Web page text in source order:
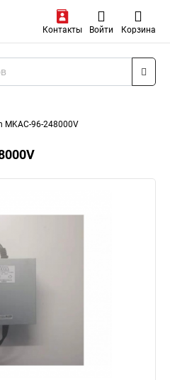
Контакты Войти Корзина
MKAC-96-248000V